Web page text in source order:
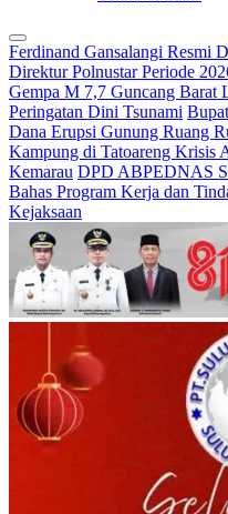
Ferdinand Gansalangi Resmi
Direktur Polnustar Periode
Gempa M 7,7 Guncang
Peringatan Dini Tsunami
Dana Erupsi Gunung Ruang
Kampung di Tatoareng Krisis
Kemarau DPD ABPEDNAS
Bahas Program Kerja dan
Kejaksaan